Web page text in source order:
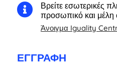

Βρείτε εσωτερικές
προσωπικό και μέλη
Άνοιγμα Iguality
ΕΓΓΡΑΦΉ